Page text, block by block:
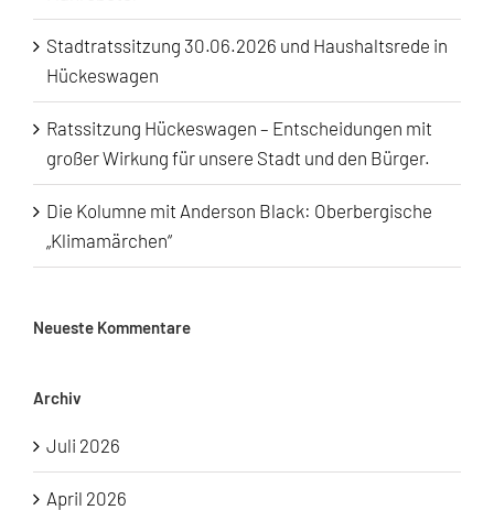
Stadtratssitzung 30.06.2026 und Haushaltsrede in
Hückeswagen
Ratssitzung Hückeswagen – Entscheidungen mit
großer Wirkung für unsere Stadt und den Bürger.
Die Kolumne mit Anderson Black: Oberbergische
„Klimamärchen“
Neueste Kommentare
Archiv
Juli 2026
April 2026